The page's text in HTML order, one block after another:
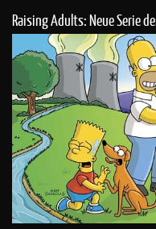
Raising Adults: Neue Serie